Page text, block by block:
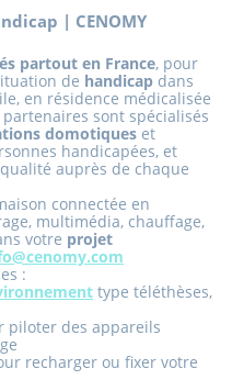
| CENOMY
partout en France, pour
de handicap dans
en résidence médicalisée
sont spécialisés
domotiques et
handicapées, et
auprès de chaque
connectée en
multimédia, chauffage,
votre projet
:
type téléthèses,
piloter des appareils
recharger ou fixer votre